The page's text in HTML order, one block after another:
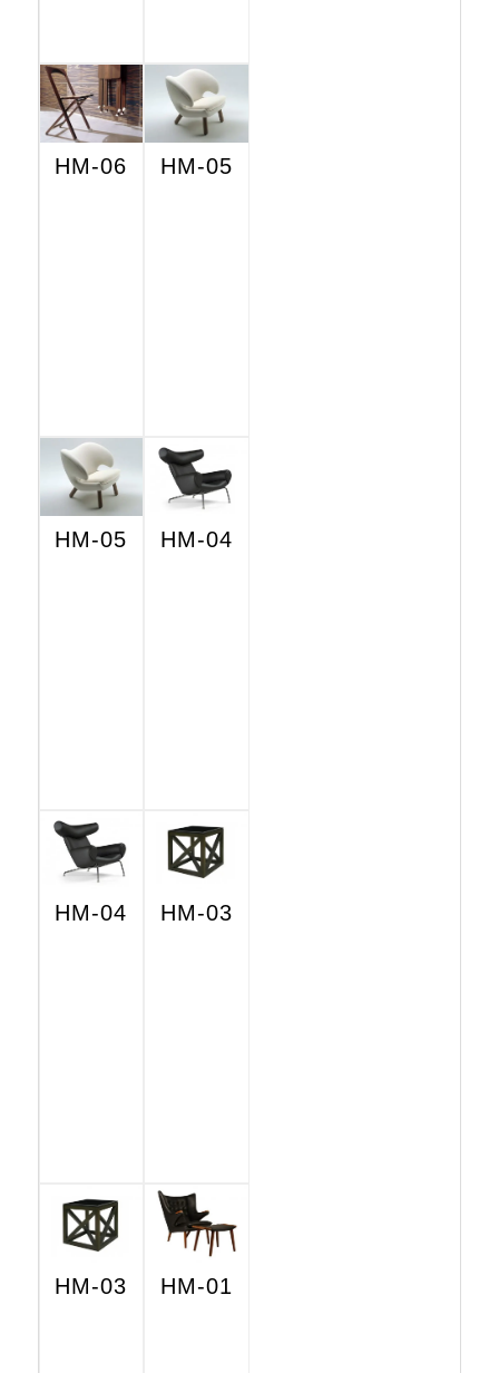
HM-06 HM-05
HM-05 HM-04
HM-04 HM-03
HM-03 HM-01